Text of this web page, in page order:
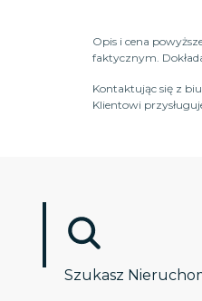
Opis i cena
faktycznym.
Kontaktując się z
Klientowi
Szukasz